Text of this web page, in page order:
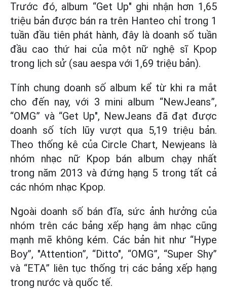
Trước đó, album “Get Up" ghi nhận ​​hơn 1,65
triệu bản được bán ra trên Hanteo chỉ trong 1
tuần đầu tiên phát hành, đây là doanh số tuần
đầu cao thứ hai của một nữ nghệ sĩ Kpop
trong lịch sử (sau aespa với 1,69 triệu bản).
Tính chung doanh số album kể từ khi ra mắt
cho đến nay, với 3 mini album “NewJeans”,
“OMG” và “Get Up", NewJeans đã đạt được
doanh số tích lũy vượt qua 5,19 triệu bản.
Theo thống kê của Circle Chart, Newjeans là
nhóm nhạc nữ Kpop bán album chạy nhất
trong năm 2013 và đứng hạng 5 trong tất cả
các nhóm nhạc Kpop.
Ngoài doanh số bán đĩa, sức ảnh hưởng của
nhóm trên các bảng xếp hạng âm nhạc cũng
mạnh mẽ không kém. Các bản hit như “Hype
Boy”, "Attention”, “Ditto", “OMG”, “Super Shy”
và “ETA” liên tục thống trị các bảng xếp hạng
trong nước và quốc tế.